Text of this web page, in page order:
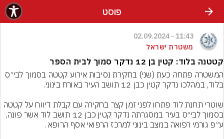
פוסט
11:43 - 02.09.2024
משטרת ישראל
קטטנה בלוד: קטין בן 12 נדקר סמוך לבית הספר